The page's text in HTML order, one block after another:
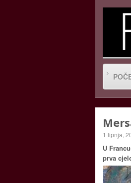
1 lipnja,
U
prva